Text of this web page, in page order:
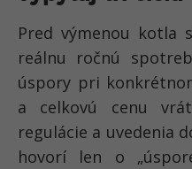
Pred výmenou kotla
reálnu ročnú
úspory pri
a celkovú cenu
regulácie a uvedenia
hovorí len o